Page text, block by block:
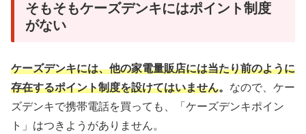
そもそもケーズデンキにはポイント制度
がない
ケーズデンキには、他の家電量販店には当たり前のように
存在するポイント制度を設けてはいません。 なので、ケー
ズデンキで携帯電話を買っても、「ケーズデンキポイン
ト」はつきようがありません。